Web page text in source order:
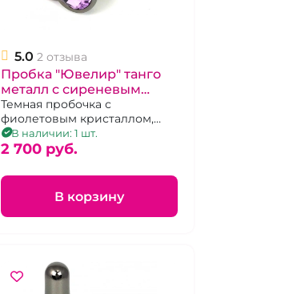
5.0 2 отзыва
Пробка "Ювелир" танго
металл с сиреневым
кристаллом М
Темная пробочка с
фиолетовым кристаллом,
размер М
В наличии: 1 шт.
2 700 pуб.
В корзину